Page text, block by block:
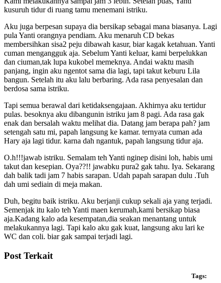
kusuruh tidur di ruang tamu menemani istriku.
Aku juga berpesan supaya dia bersikap sebagai mana biasanya. Lagi
pula Yanti orangnya pendiam. Aku menaruh CD bekas
membersihkan sisa2 peju dibawah kasur, biar kagak ketahuan. Yanti
cuman mengangguk aja. Sebelum Yanti keluar, kami berpelukkan
dan ciuman,tak lupa kukobel memeknya. Andai waktu masih
panjang, ingin aku ngentot sama dia lagi, tapi takut keburu Lila
bangun. Setelah itu aku lalu berbaring. Ada rasa penyesalan dan
berdosa sama istriku.
Tapi semua berawal dari ketidaksengajaan. Akhirnya aku tertidur
pulas. besoknya aku dibangunin istriku jam 8 pagi. Ada rasa gak
enak dan bersalah waktu melihat dia. Datang jam berapa pah? jam
setengah satu mi, papah langsung ke kamar. ternyata cuman ada
Hary aja lagi tidur. karna dah ngantuk, papah langsung tidur aja.
O.h!!!jawab istriku. Semalam teh Yanti nginep disini loh, habis umi
takut dan kesepian. Oya??!! jawabku pura2 gak tahu. Iya. Sekarang
dah balik tadi jam 7 habis sarapan. Udah papah sarapan dulu .Tuh
dah umi sediain di meja makan.
Duh, begitu baik istriku. Aku berjanji cukup sekali aja yang terjadi.
Semenjak itu kalo teh Yanti maen kerumah,kami bersikap biasa
aja.Kadang kalo ada kesempatan,dia seakan menantang untuk
melakukannya lagi. Tapi kalo aku gak kuat, langsung aku lari ke
WC dan coli. biar gak sampai terjadi lagi.
Post Terkait
Tags: